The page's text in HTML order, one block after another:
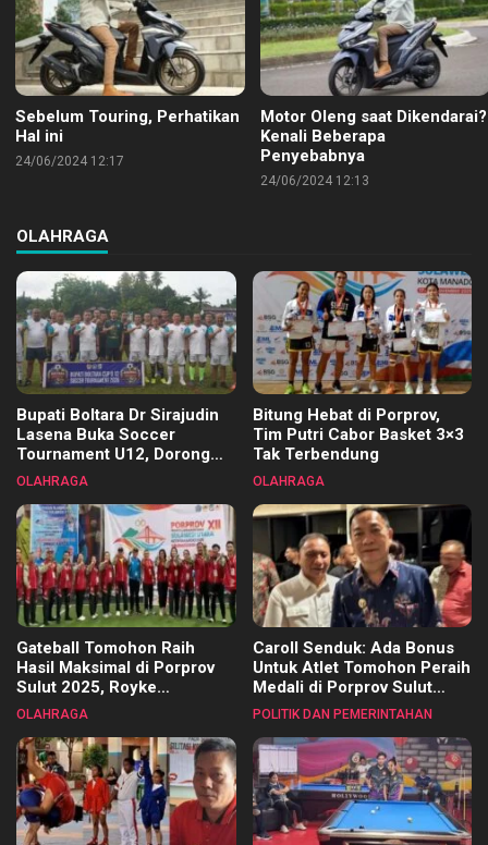
Sebelum Touring, Perhatikan
Hal ini
24/06/2024 12:17
Motor Oleng saat Dikendarai?
Kenali Beberapa
Penyebabnya
24/06/2024 12:13
OLAHRAGA
Bupati Boltara Dr Sirajudin
Lasena Buka Soccer
Tournament U12, Dorong
Pembinaan Merata di Setiap
OLAHRAGA
Bitung Hebat di Porprov,
Tim Putri Cabor Basket 3×3
Tak Terbendung
OLAHRAGA
Gateball Tomohon Raih
Hasil Maksimal di Porprov
Sulut 2025, Royke
Tangkawarouw Ucapkan
OLAHRAGA
Caroll Senduk: Ada Bonus
Untuk Atlet Tomohon Peraih
Medali di Porprov Sulut
2025
POLITIK DAN PEMERINTAHAN